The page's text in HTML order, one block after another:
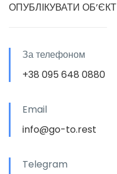
ОПУБЛІКУВАТИ ОБ’ЄКТ
За телефоном
+38 095 648 0880
Email
info@go-to.rest
Telegram